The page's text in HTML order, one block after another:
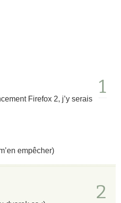
1
Firefox 2, j’y serais
empêcher)
2